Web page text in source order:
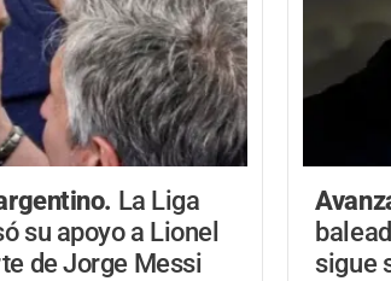
La Liga
su apoyo a Lionel
de Jorge Messi
sigue